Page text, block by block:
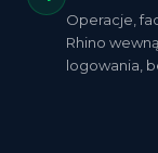
Operacje,
Rhino
logowania,